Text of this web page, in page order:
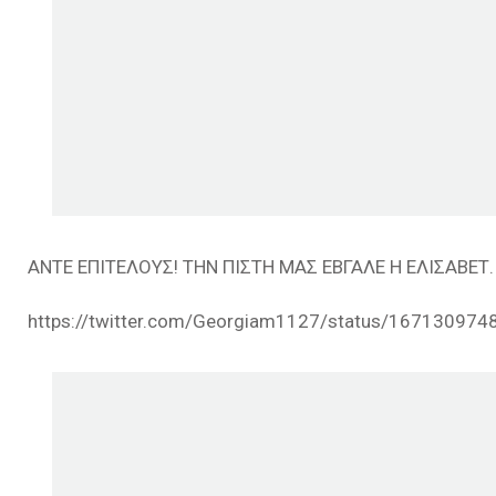
ΑΝΤΕ ΕΠΙΤΕΛΟΥΣ! ΤΗΝ ΠΙΣΤΗ ΜΑΣ ΕΒΓΑΛΕ Η ΕΛΙΣΑΒΕΤ.
https://twitter.com/Georgiam1127/status/